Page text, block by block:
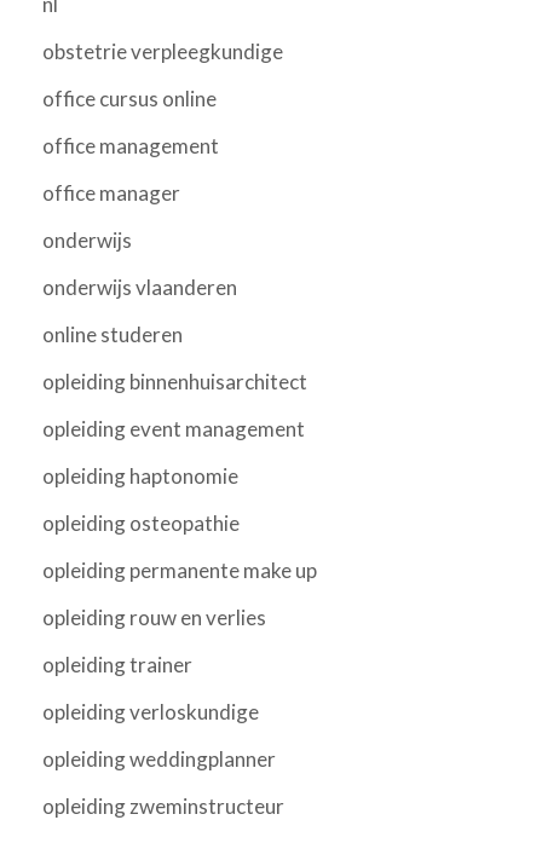
obstetrie verpleegkundige
office cursus online
office management
office manager
onderwijs
onderwijs vlaanderen
online studeren
opleiding binnenhuisarchitect
opleiding event management
opleiding haptonomie
opleiding osteopathie
opleiding permanente make up
opleiding rouw en verlies
opleiding trainer
opleiding verloskundige
opleiding weddingplanner
opleiding zweminstructeur